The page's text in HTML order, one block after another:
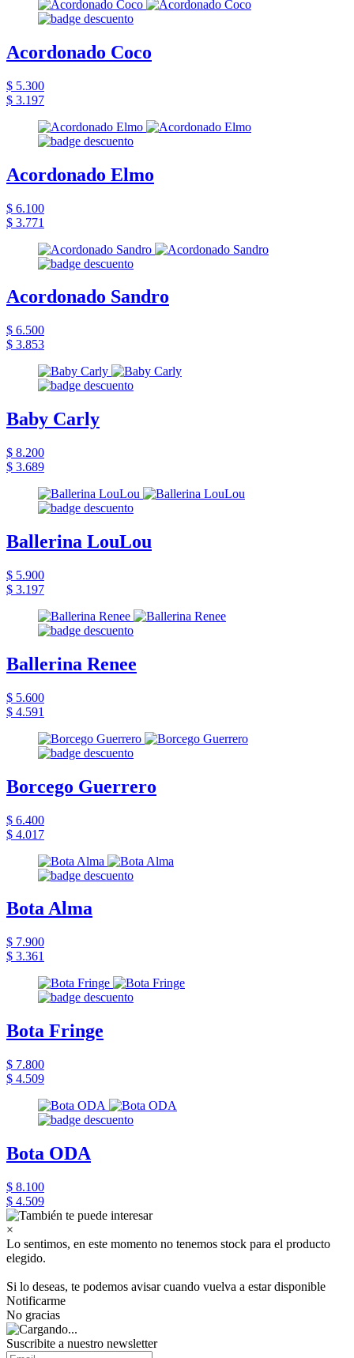
Acordonado Coco
$ 5.300
$ 3.197
Acordonado Elmo
$ 6.100
$ 3.771
Acordonado Sandro
$ 6.500
$ 3.853
Baby Carly
$ 8.200
$ 3.689
Ballerina LouLou
$ 5.900
$ 3.197
Ballerina Renee
$ 5.600
$ 4.591
Borcego Guerrero
$ 6.400
$ 4.017
Bota Alma
$ 7.900
$ 3.361
Bota Fringe
$ 7.800
$ 4.509
Bota ODA
$ 8.100
$ 4.509
×
Lo sentimos, en este momento no tenemos stock para el producto
elegido.
Si lo deseas, te podemos avisar cuando vuelva a estar disponible
Notificarme
No gracias
Suscribite a nuestro newsletter